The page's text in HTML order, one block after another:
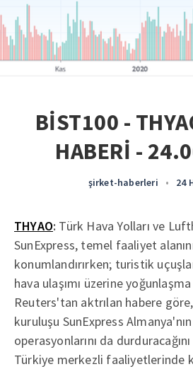
BİST100 -
HABERİ -
şirket-haberleri • 24
THYAO: Türk Hava Yolları ve
SunExpress, temel faaliyet
konumlandırırken; turistik
hava ulaşımı üzerine yoğunlaşma
Reuters'tan aktrılan habere
kuruluşu SunExpress
operasyonlarını da
Türkiye merkezli faaliyetlerinde